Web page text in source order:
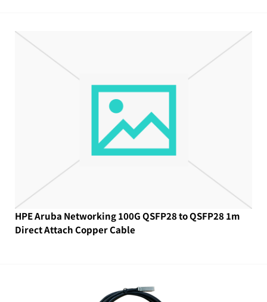
HPE Aruba Networking 100G QSFP28 to QSFP28 1m
Direct Attach Copper Cable